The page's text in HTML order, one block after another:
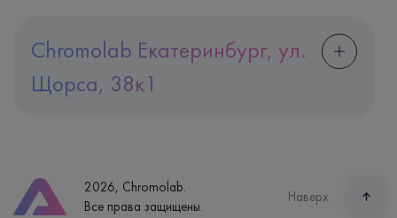
Chromolab Екатеринбург, ул.
Щорса, 38к1
Часы работы
пн-вс: 7:30-15:00
2026, Chromolab.
Все права защищены.
Наверх